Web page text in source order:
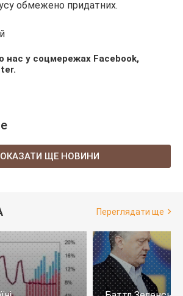
обмежено придатних.
нас у соцмережах Facebook,
.
ЩЕ НОВИНИ
Переглядати ще